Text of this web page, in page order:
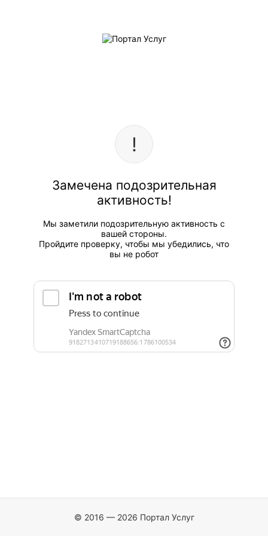
Замечена подозрительная
активность!
Мы заметили подозрительную активность с
вашей стороны.
Пройдите проверку, чтобы мы убедились, что
вы не робот
© 2016 — 2026 Портал Услуг